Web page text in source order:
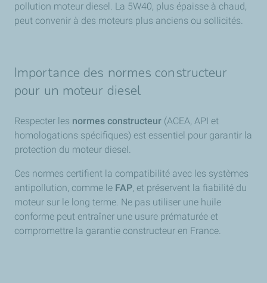
pollution moteur diesel. La 5W40, plus épaisse à chaud,
peut convenir à des moteurs plus anciens ou sollicités.
Importance des normes constructeur
pour un moteur diesel
Respecter les normes constructeur (ACEA, API et
homologations spécifiques) est essentiel pour garantir la
protection du moteur diesel.
Ces normes certifient la compatibilité avec les systèmes
antipollution, comme le FAP, et préservent la fiabilité du
moteur sur le long terme. Ne pas utiliser une huile
conforme peut entraîner une usure prématurée et
compromettre la garantie constructeur en France.